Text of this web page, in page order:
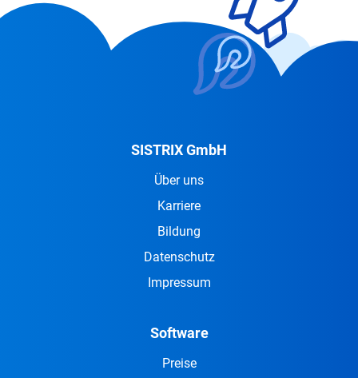
SISTRIX GmbH
Über uns
Karriere
Bildung
Datenschutz
Impressum
Software
Preise